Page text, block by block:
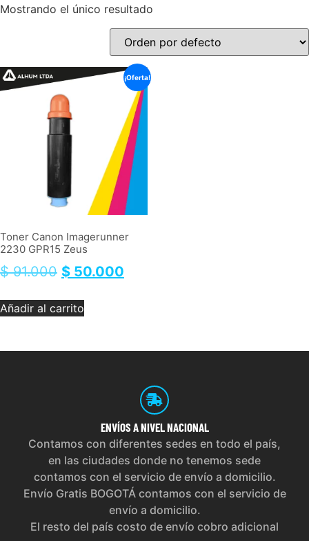
Mostrando el único resultado
¡Oferta!
Toner Canon Imagerunner
2230 GPR15 Zeus
$91.000 $ 50.000
Añadir al carrito
ENVÍOS A NIVEL NACIONAL
Contamos con diferentes sedes en todo el país,
en las ciudades donde no tenemos sede
contamos con el servicio de envío a domicilio.
Envío Gratis BOGOTÁ contamos con el servicio de
envío a domicilio.
El resto del país costo de envío cobro adicional